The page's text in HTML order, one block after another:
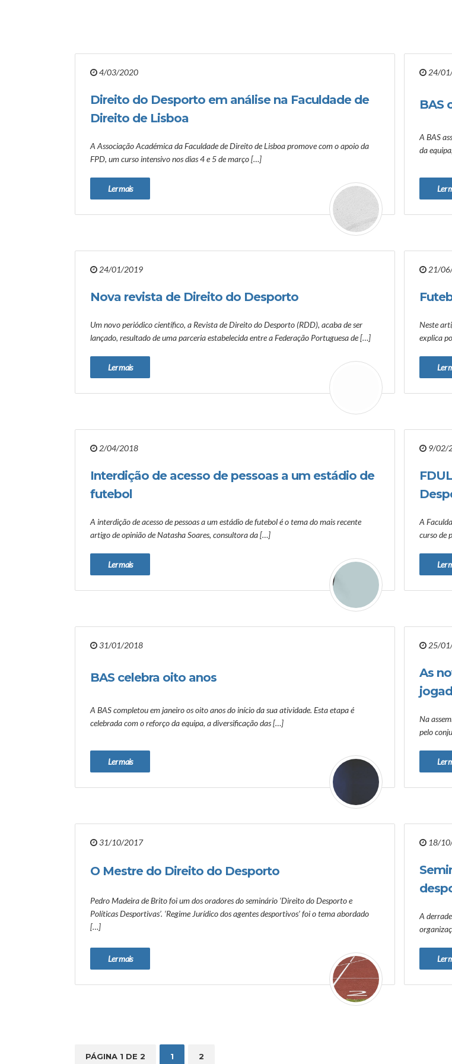
4/03/2020
Direito do Desporto em análise na Faculdade de
Direito de Lisboa
A Associação Académica da Faculdade de Direito de Lisboa promove com o apoio da
FPD, um curso intensivo nos dias 4 e 5 de março […]
Ler mais
24/
BAS
A BAS
da
Ler
24/01/2019
Nova revista de Direito do Desporto
Um novo periódico científico, a Revista de Direito do Desporto (RDD), acaba de ser
lançado, resultado de uma parceria estabelecida entre a Federação Portuguesa de […]
Ler mais
21/
Neste
explica
Ler
2/04/2018
Interdição de acesso de pessoas a um estádio de
futebol
A interdição de acesso de pessoas a um estádio de futebol é o tema do mais recente
artigo de opinião de Natasha Soares, consultora da […]
Ler mais
9/02/
A
curso de
Ler
31/01/2018
BAS celebra oito anos
A BAS completou em janeiro os oito anos do início da sua atividade. Esta etapa é
celebrada com o reforço da equipa, a diversificação das […]
Ler mais
25/
As
Na
pelo
Ler
31/10/2017
O Mestre do Direito do Desporto
Pedro Madeira de Brito foi um dos oradores do seminário ‘Direito do Desporto e
Políticas Desportivas’. ‘Regime Jurídico dos agentes desportivos’ foi o tema abordado
[…]
Ler mais
18/
A
Ler
PÁGINA 1 DE 2 1 2